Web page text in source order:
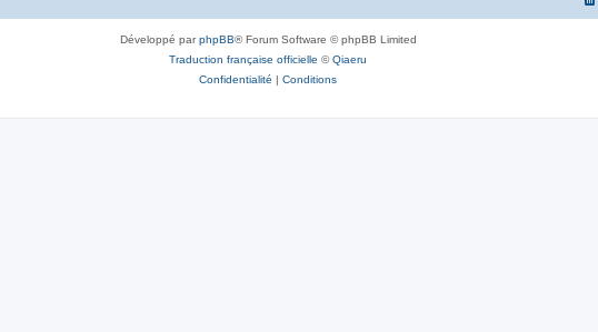
Développé parphpBB® Forum Software © phpBB Limited
Traduction française officielle ©Qiaeru
Confidentialité | Conditions